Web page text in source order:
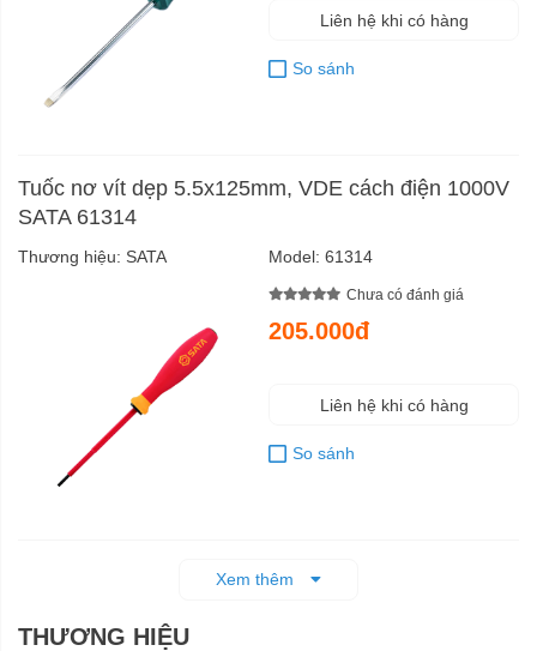
Liên hệ khi có hàng
So sánh
Tuốc nơ vít dẹp 5.5x125mm, VDE cách điện 1000V
SATA 61314
Thương hiệu: SATA Model: 61314
Chưa có đánh giá
205.000đ
Liên hệ khi có hàng
So sánh
Xem thêm
THƯƠNG HIỆU